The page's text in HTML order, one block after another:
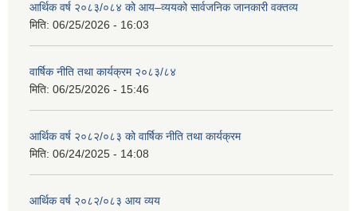
आर्थिक वर्ष २०८३/०८४ को आय–व्ययको सार्वजनिक जानकारी वक्तव्य
मिति: 06/25/2026 - 16:03
वार्षिक नीति तथा कार्यक्रम २०८३/८४
मिति: 06/25/2026 - 15:46
आर्थिक वर्ष २०८२/०८३ को वार्षिक नीति तथा कार्यक्रम
मिति: 06/24/2025 - 14:08
आर्थिक वर्ष २०८२/०८३ आय व्यय